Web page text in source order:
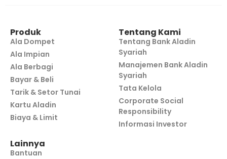
Produk
Ala Dompet
Ala Impian
Ala Berbagi
Bayar & Beli
Tarik & Setor Tunai
Kartu Aladin
Biaya & Limit
Tentang Kami
Tentang Bank Aladin
Syariah
Manajemen Bank Aladin
Syariah
Tata Kelola
Corporate Social
Responsibility
Informasi Investor
Lainnya
Bantuan